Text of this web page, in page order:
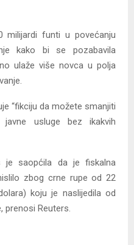
milijardi funti u povećanju
kako bi se pozabavila
ulaže više novca u polja
“fikciju da možete smanjiti
usluge bez ikakvih
je saopćila da je fiskalna
zbog crne rupe od 22
koju je naslijedila od
prenosi Reuters.